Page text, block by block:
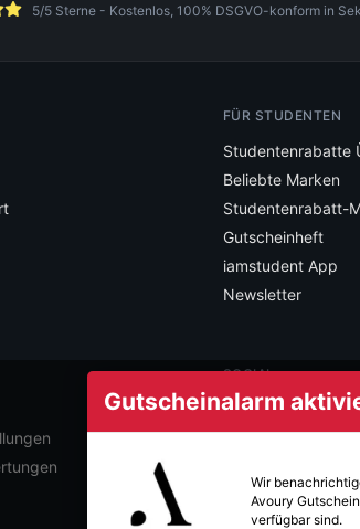
Gutscheinalarm
Wir
Avoury
verfügbar sind.
5/5 Sterne - Kostenlos, 100% DSGVO-konform in
FÜR STUDENTEN
Studentenrabatte
Beliebte Marken
Studentenrabatt-
Gutscheinheft
iamstudent App
Newsletter
SOCIAL
Folge iamstudent